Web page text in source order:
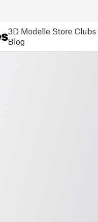
3D Modelle Store Clubs
Blog